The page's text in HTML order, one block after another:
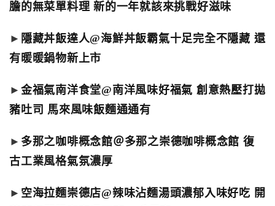
膽的無菜單料理 新的一年就該來挑戰好滋味
► 隱藏丼飯達人@海鮮丼飯霸氣十足完全不隱藏 還
有暖暖鍋物新上市
► 金福氣南洋食堂@南洋風味好福氣 創意熱壓打拋
豬吐司 馬來風味飯麵通通有
► 多那之咖啡概念館＠多那之崇德咖啡概念館 復
古工業風格氣氛濃厚
► 空海拉麵崇德店@辣味沾麵湯頭濃郁入味好吃 開